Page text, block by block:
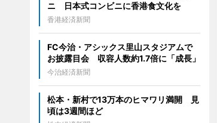
ニ 日本式コンビニに香港食文化を
香港経済新聞
FC今治・アシックス里山スタジアムで
お披露目会 収容人数約1.7倍に「成長」
今治経済新聞
松本・新村で13万本のヒマワリ満開 見
頃は3週間ほど